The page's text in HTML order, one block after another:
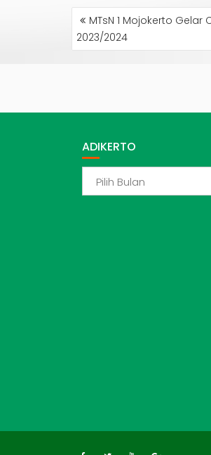
NAVIGASI
POSMTsN 1 Mojokerto
2023/2024
ADIKERTO